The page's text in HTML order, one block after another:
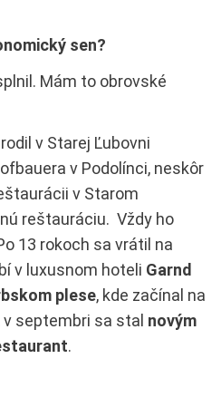
sen?
Mám to obrovské
v Starej Ľubovni
v Podolínci, neskôr
v Starom
reštauráciu. Vždy ho
13 rokoch sa vrátil na
v luxusnom hoteli Garnd
plese, kde začínal na
septembri sa stal novým
.